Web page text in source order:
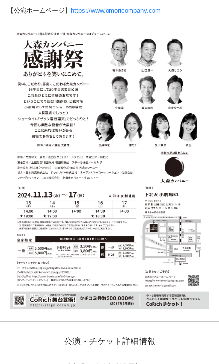
【公演ホームページ】 https://www.omoricompany.com
公演・チケット詳細情報